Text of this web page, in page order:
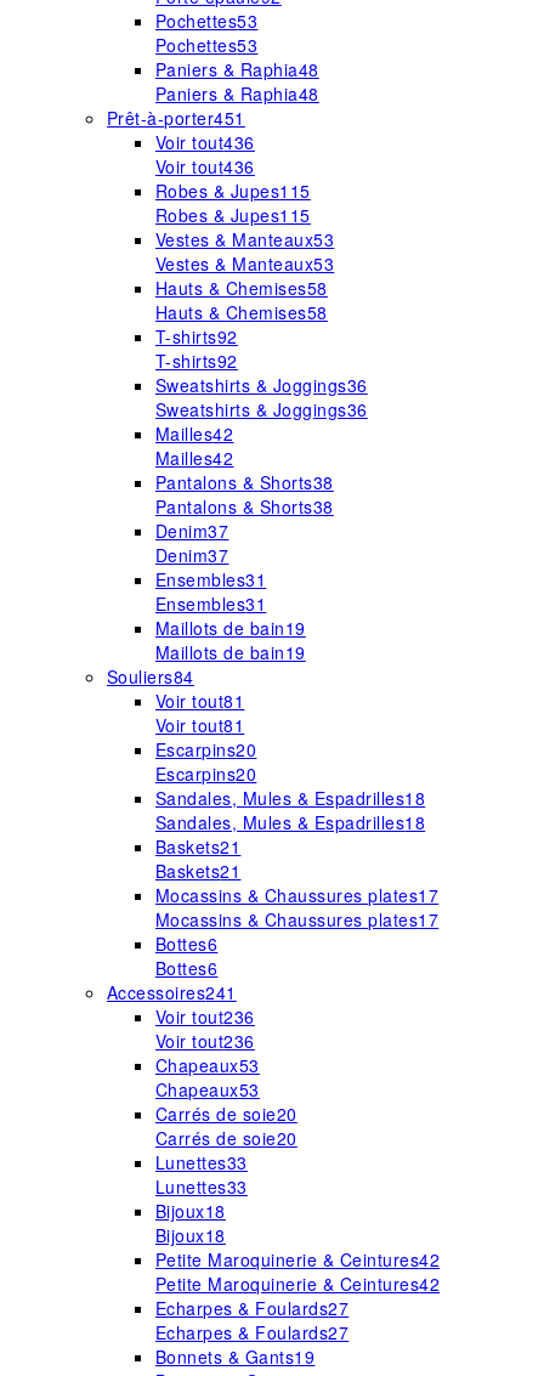
Pochettes53
Pochettes53
Paniers & Raphia48
Paniers & Raphia48
Prêt-à-porter451
Voir tout436
Voir tout436
Robes & Jupes115
Robes & Jupes115
Vestes & Manteaux53
Vestes & Manteaux53
Hauts & Chemises58
Hauts & Chemises58
T-shirts92
T-shirts92
Sweatshirts & Joggings36
Sweatshirts & Joggings36
Mailles42
Mailles42
Pantalons & Shorts38
Pantalons & Shorts38
Denim37
Denim37
Ensembles31
Ensembles31
Maillots de bain19
Maillots de bain19
Souliers84
Voir tout81
Voir tout81
Escarpins20
Escarpins20
Sandales, Mules & Espadrilles18
Sandales, Mules & Espadrilles18
Baskets21
Baskets21
Mocassins & Chaussures plates17
Mocassins & Chaussures plates17
Bottes6
Bottes6
Accessoires241
Voir tout236
Voir tout236
Chapeaux53
Chapeaux53
Carrés de soie20
Carrés de soie20
Lunettes33
Lunettes33
Bijoux18
Bijoux18
Petite Maroquinerie & Ceintures42
Petite Maroquinerie & Ceintures42
Echarpes & Foulards27
Echarpes & Foulards27
Bonnets & Gants19